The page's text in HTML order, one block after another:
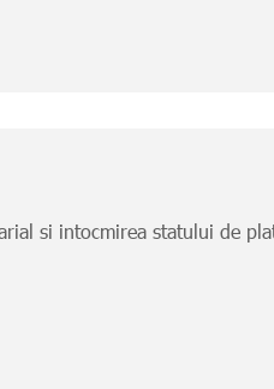
si intocmirea statului de